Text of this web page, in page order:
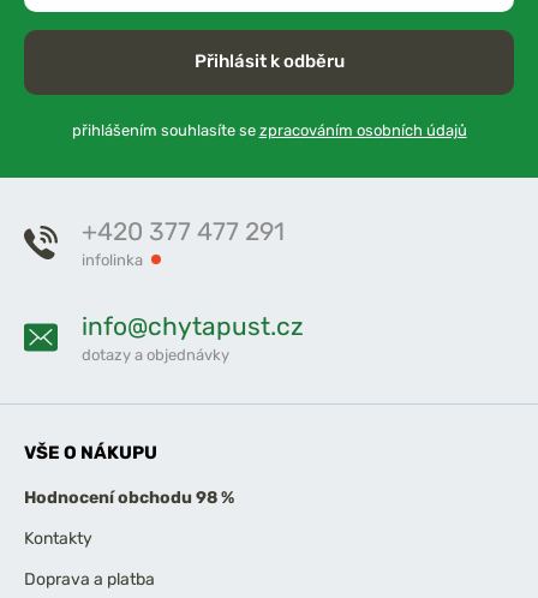
Přihlásit k odběru
přihlášením souhlasíte se zpracováním osobních údajů
+420 377 477 291
infolinka
info@chytapust.cz
dotazy a objednávky
VŠE O NÁKUPU
Hodnocení obchodu 98 %
Kontakty
Doprava a platba